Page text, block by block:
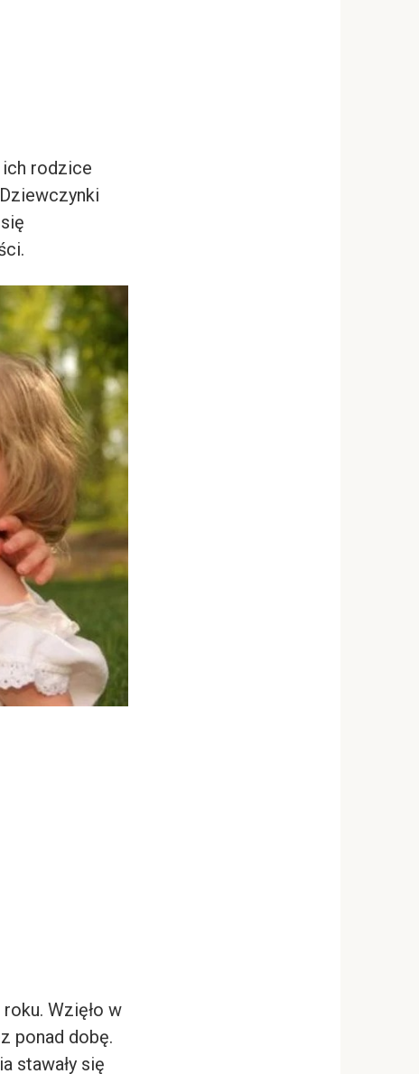
ich rodzice
Wzięło w
ponad dobę.
stawały się